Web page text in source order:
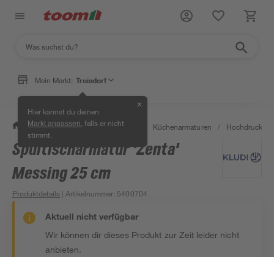
Mein Markt: Troisdorf
Hier kannst du deinen
Markt anpassen , falls er nicht
stimmt.
✕
/ Wohnen & Haushalt / Küche Küchenarmaturen /
Spültischarmatur 'Zenta'
Messing 25 cm
Produktdetails | Artikelnummer: 5400704
Aktuell nicht verfügbar
Wir können dir dieses Produkt zur Zeit leider nicht
anbieten.